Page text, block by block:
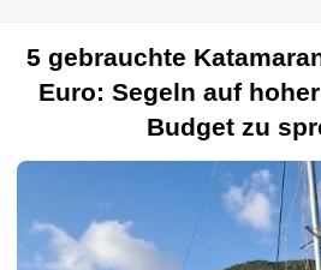
Boote.com
Marken von
Kreuzfahrten Multi50
5 gebrauchte
Euro: Segeln auf
Budget zu